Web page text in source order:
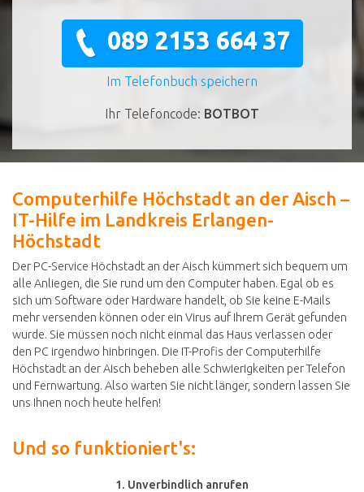
089 2153 664 37
Im Telefonbuch speichern
Ihr Telefoncode: BOTBOT
Computerhilfe Höchstadt an der Aisch –
IT-Hilfe im Landkreis Erlangen-
Höchstadt
Der PC-Service Höchstadt an der Aisch kümmert sich bequem um
alle Anliegen, die Sie rund um den Computer haben. Egal ob es
sich um Software oder Hardware handelt, ob Sie keine E-Mails
mehr versenden können oder ein Virus auf Ihrem Gerät gefunden
wurde. Sie müssen noch nicht einmal das Haus verlassen oder
den PC irgendwo hinbringen. Die IT-Profis der Computerhilfe
Höchstadt an der Aisch beheben alle Schwierigkeiten per Telefon
und Fernwartung. Also warten Sie nicht länger, sondern lassen Sie
uns Ihnen noch heute helfen!
Und so funktioniert's:
1. Unverbindlich anrufen